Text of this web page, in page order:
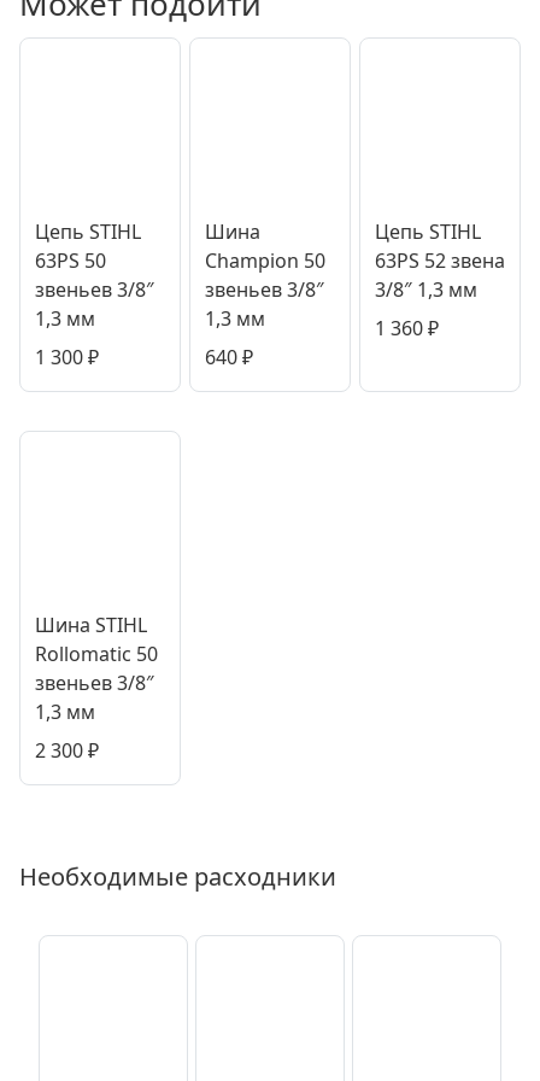
Цепь STIHL
63PS 50
звеньев 3/8″
1,3 мм
1 300₽
Шина
Champion 50
звеньев 3/8″
1,3 мм
640₽
Цепь STIHL
63PS 52 звена
3/8″ 1,3 мм
1 360₽
Шина STIHL
Rollomatic 50
звеньев 3/8″
1,3 мм
2 300₽
Необходимые расходники